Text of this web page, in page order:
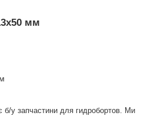
мм
б/у запчастини для гидробортов. Ми